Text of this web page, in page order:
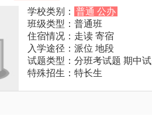
学校类别： 普通 公办
班级类型：普通班
住宿情况：走读 寄宿
入学途径：派位 地段
试题类型：分班考试题 期中
特殊招生：特长生